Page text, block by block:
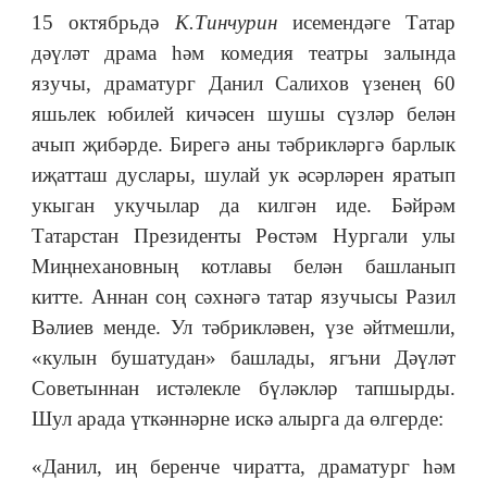
15 октябрьдә К.Тинчурин исемендәге Татар
дәүләт драма һәм комедия театры залында
язучы, драматург Данил Салихов үзенең 60
яшьлек юбилей кичәсен шушы сүзләр белән
ачып җибәрде. Бирегә аны тәбрикләргә барлык
иҗатташ дуслары, шулай ук әсәрләрен яратып
укыган укучылар да килгән иде. Бәйрәм
Татарстан Президенты Рөстәм Нургали улы
Миңнехановның котлавы белән башланып
китте. Аннан соң сәхнәгә татар язучысы Разил
Вәлиев менде. Ул тәбрикләвен, үзе әйтмешли,
«кулын бушатудан» башлады, ягъни Дәүләт
Советыннан истәлекле бүләкләр тапшырды.
Шул арада үткәннәрне искә алырга да өлгерде:
«Данил, иң беренче чиратта, драматург һәм